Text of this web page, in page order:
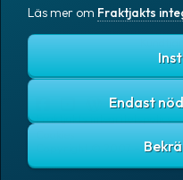
Blogg
Fraktjakts integritetspolicy
Copyright © 2007 – 2026
Läs mer om Fraktjakts
Endast